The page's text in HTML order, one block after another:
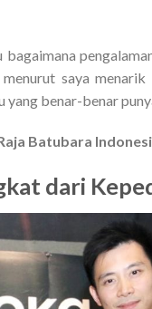
saya menarik
benar-benar
Batubara
dari